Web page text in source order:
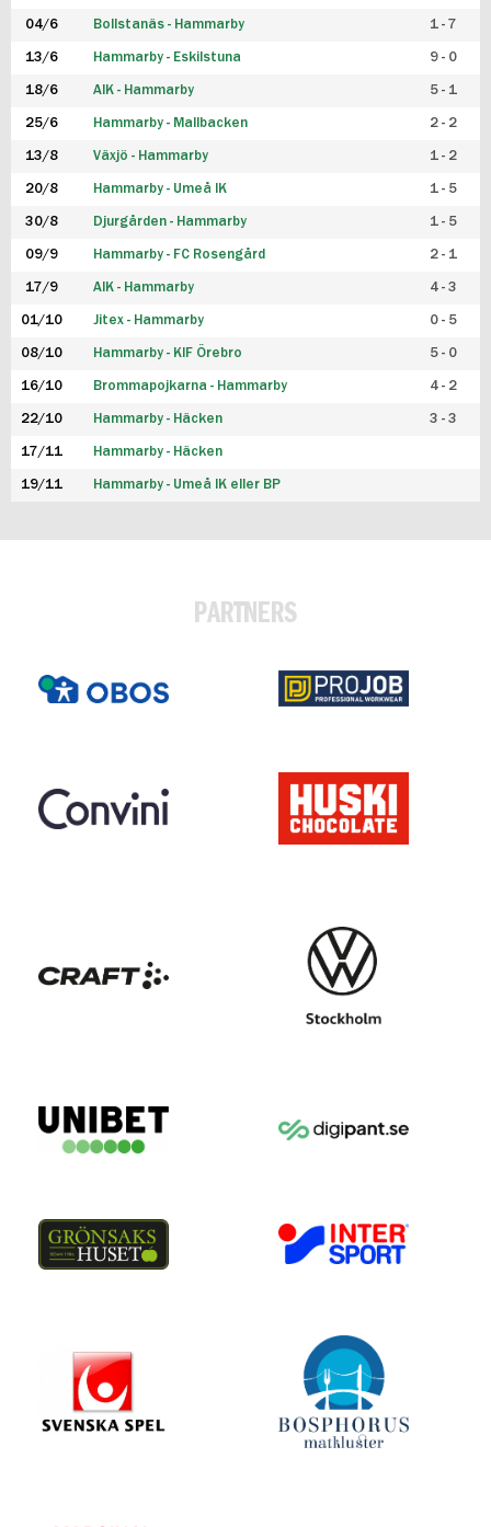
04/6 Bollstanäs - Hammarby 1 - 7
13/6 Hammarby - Eskilstuna 9 - 0
18/6 AIK - Hammarby 5 - 1
25/6 Hammarby - Mallbacken 2 - 2
13/8 Växjö - Hammarby 1 - 2
20/8 Hammarby - Umeå IK 1 - 5
30/8 Djurgården - Hammarby 1 - 5
09/9 Hammarby - FC Rosengård 2 - 1
17/9 AIK - Hammarby 4 - 3
01/10 Jitex - Hammarby 0 - 5
08/10 Hammarby - KIF Örebro 5 - 0
16/10 Brommapojkarna - Hammarby 4 - 2
22/10 Hammarby - Häcken 3 - 3
17/11 Hammarby - Häcken
19/11 Hammarby - Umeå IK eller BP
PARTNERS